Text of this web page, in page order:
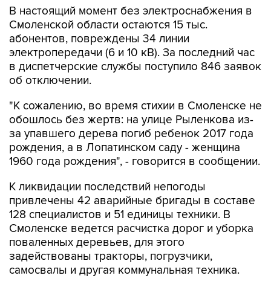
абонентов, повреждены 34 линии
электропередачи (6 и 10 кВ). За последний час
в диспетчерские службы поступило 846 заявок
об отключении.
"К сожалению, во время стихии в Смоленске не
за упавшего дерева погиб ребенок 2017 года
рождения, а в Лопатинском саду - женщина
1960 года рождения", - говорится в сообщении.
К ликвидации последствий непогоды
128 специалистов и 51 единицы техники. В
Смоленске ведется расчистка дорог и уборка
поваленных деревьев, для этого
задействованы тракторы, погрузчики,
самосвалы и другая коммунальная техника.
По данным МЧС, завтра ожидается